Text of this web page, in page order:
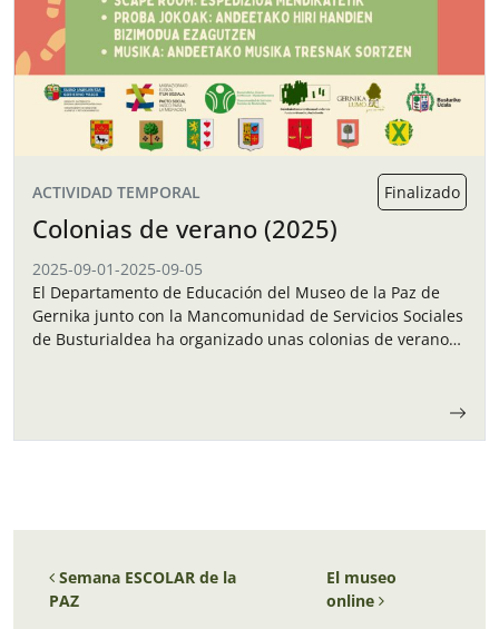
ACTIVIDAD TEMPORAL Finalizado
Colonias de verano (2025)
2025-09-01-2025-09-05
El Departamento de Educación del Museo de la Paz de
Gernika junto con la Mancomunidad de Servicios Sociales
de Busturialdea ha organizado unas colonias de verano
Navegación de entradas
Semana ESCOLAR de la
PAZ
El museo
online